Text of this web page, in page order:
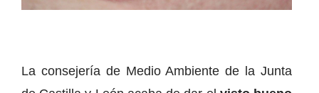
La consejería de Medio Ambiente de la Junta